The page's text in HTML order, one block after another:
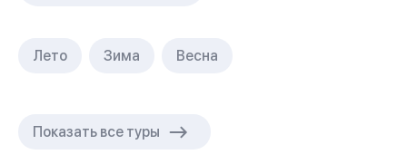
Лето Зима Весна
Показать все туры